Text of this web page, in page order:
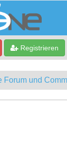
Registrieren
Forum und